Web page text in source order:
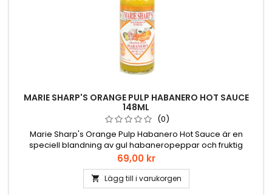
MARIE SHARP'S ORANGE PULP HABANERO HOT SAUCE
148ML
(0)
Marie Sharp's Orange Pulp Habanero Hot Sauce är en
speciell blandning av gul habaneropeppar och fruktig
apelsinfrukt, med precis tillräckligt med hetta för att
komplettera varje unik smak. Marie Sharp har än en gång
skapat en underbar citrus-hotsås. Inbäddad i foten av
Mayabergen,
Pris
69,00 kr
 Lägg till i varukorgen